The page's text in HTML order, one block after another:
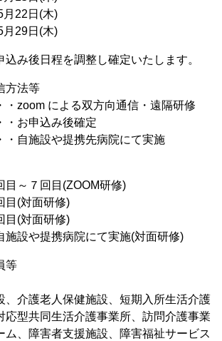
月22日(木)
月29日(木)
み後日程を調整し確定いたします。
方法等
による双方向通信・遠隔研修
・お申込み後確定
自施設や提携先病院にて実施
～７回目(ZOOM研修)
目(対面研修)
(対面研修)
施設や提携病院にて実施(対面研修)
等
、介護老人保健施設、短期入所生活介護
応型共同生活介護事業所、訪問介護事業
ム、障害者支援施設、障害福祉サービス